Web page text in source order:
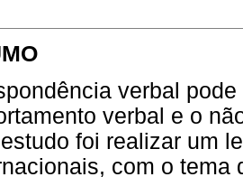
verbal
verbal e o
foi realizar um
com o tema